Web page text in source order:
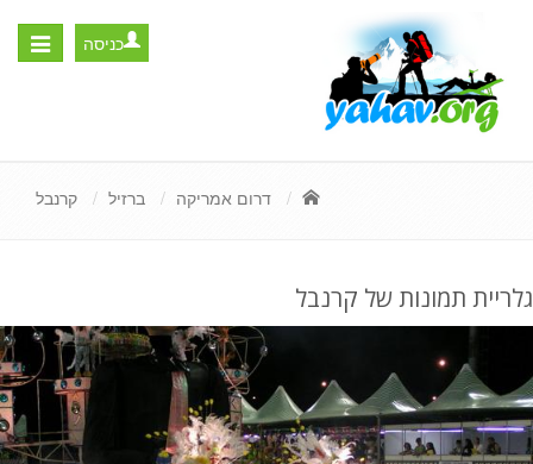
Toggle
כניסה
דרום אמריקה ברזיל קרנבל
גלריית תמונות של קרנבל